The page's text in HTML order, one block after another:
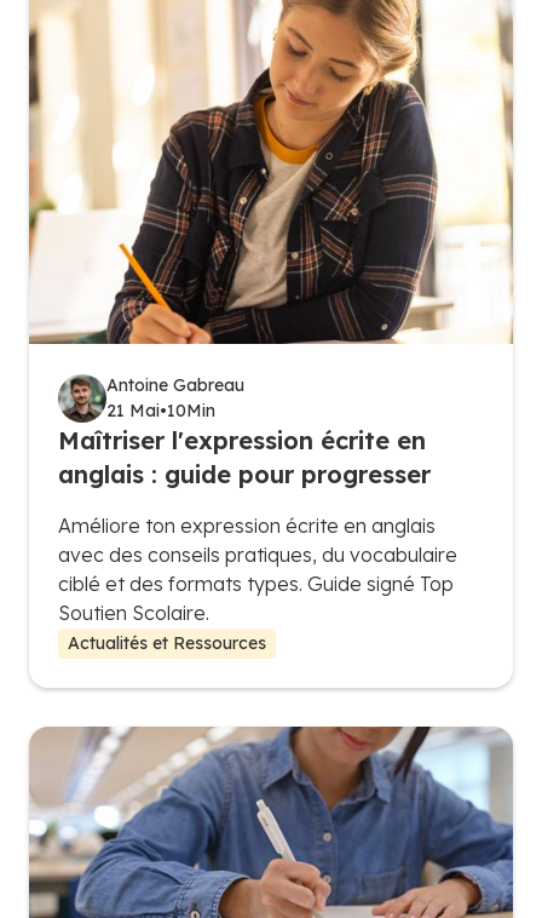
Antoine Gabreau
21 Mai•10Min
Maîtriser l'expression écrite en
anglais : guide pour progresser
Améliore ton expression écrite en anglais
avec des conseils pratiques, du vocabulaire
ciblé et des formats types. Guide signé Top
Soutien Scolaire.
Actualités et Ressources